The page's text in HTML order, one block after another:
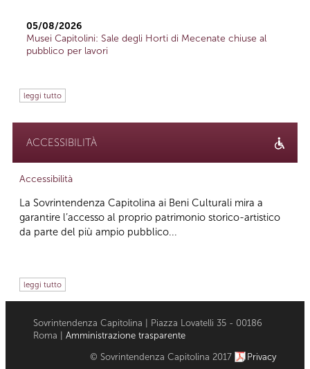
05/08/2026
Musei Capitolini: Sale degli Horti di Mecenate chiuse al
pubblico per lavori
leggi tutto
ACCESSIBILITÀ
Accessibilità
La Sovrintendenza Capitolina ai Beni Culturali mira a
garantire l’accesso al proprio patrimonio storico-artistico
da parte del più ampio pubblico...
leggi tutto
Sovrintendenza Capitolina | Piazza Lovatelli 35 - 00186
Roma | Amministrazione trasparente
© Sovrintendenza Capitolina 2017 Privacy